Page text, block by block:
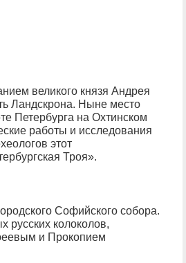
великого князя Андрея
Ландскрона. Ныне место
Петербурга на Охтинском
работы и исследования
этот
Троя».
Софийского собора.
русских колоколов,
и Прокопием